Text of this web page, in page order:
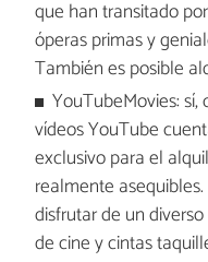
que han transitado
óperas primas y
También es posible
YouTubeMovies:
vídeos YouTube
exclusivo para el
realmente
disfrutar de un
de cine y cintas